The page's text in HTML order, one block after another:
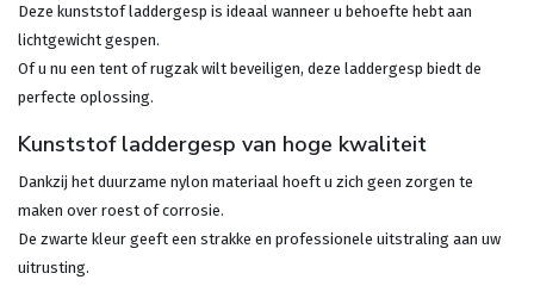
Deze kunststof laddergesp is ideaal wanneer u behoefte hebt aan
lichtgewicht gespen.
Of u nu een tent of rugzak wilt beveiligen, deze laddergesp biedt de
perfecte oplossing.
Kunststof laddergesp van hoge kwaliteit
Dankzij het duurzame nylon materiaal hoeft u zich geen zorgen te
maken over roest of corrosie.
De zwarte kleur geeft een strakke en professionele uitstraling aan uw
uitrusting.